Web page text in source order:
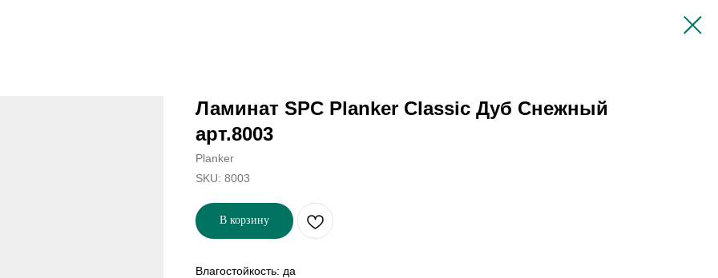
Ламинат SPC Planker Classic Дуб Снежный
арт.8003
Planker
SKU: 8003
В корзину
Влагостойкость: да